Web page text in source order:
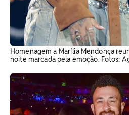
Homenagem a Marília Mendonça
noite marcada pela emoção. Fotos: